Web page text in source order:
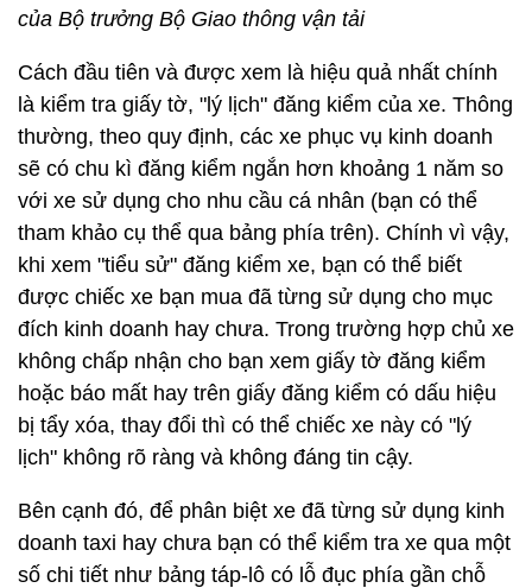
của Bộ trưởng Bộ Giao thông vận tải
Cách đầu tiên và được xem là hiệu quả nhất chính
là kiểm tra giấy tờ, "lý lịch" đăng kiểm của xe. Thông
thường, theo quy định, các xe phục vụ kinh doanh
sẽ có chu kì đăng kiểm ngắn hơn khoảng 1 năm so
với xe sử dụng cho nhu cầu cá nhân (bạn có thể
tham khảo cụ thể qua bảng phía trên). Chính vì vậy,
khi xem "tiểu sử" đăng kiểm xe, bạn có thể biết
được chiếc xe bạn mua đã từng sử dụng cho mục
đích kinh doanh hay chưa. Trong trường hợp chủ xe
không chấp nhận cho bạn xem giấy tờ đăng kiểm
hoặc báo mất hay trên giấy đăng kiểm có dấu hiệu
bị tẩy xóa, thay đổi thì có thể chiếc xe này có "lý
lịch" không rõ ràng và không đáng tin cậy.
Bên cạnh đó, để phân biệt xe đã từng sử dụng kinh
doanh taxi hay chưa bạn có thể kiểm tra xe qua một
số chi tiết như bảng táp-lô có lỗ đục phía gần chỗ